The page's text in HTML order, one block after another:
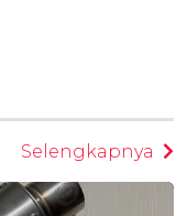
Selengkapnya